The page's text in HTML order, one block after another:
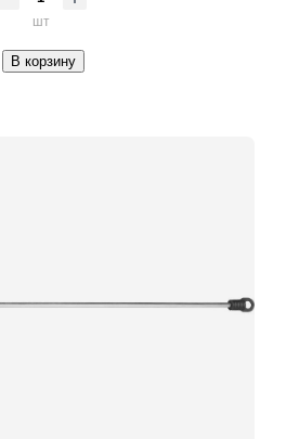
шт
В корзину